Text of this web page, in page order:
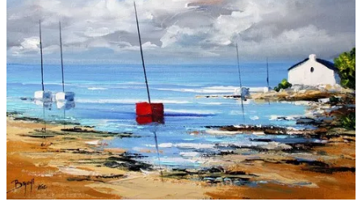
Boutique
Contact
Newsletter
BLOG
Français